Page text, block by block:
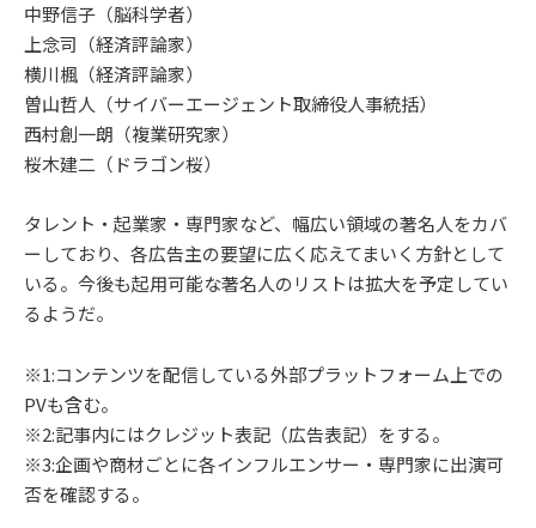
中野信子（脳科学者）
上念司（経済評論家）
横川楓（経済評論家）
曽山哲人（サイバーエージェント取締役人事統括）
西村創一朗（複業研究家）
桜木建二（ドラゴン桜）
タレント・起業家・専門家など、幅広い領域の著名人をカバ
ーしており、各広告主の要望に広く応えてまいく方針として
いる。今後も起用可能な著名人のリストは拡大を予定してい
るようだ。
※1:コンテンツを配信している外部プラットフォーム上での
PVも含む。
※2:記事内にはクレジット表記（広告表記）をする。
※3:企画や商材ごとに各インフルエンサー・専門家に出演可
否を確認する。